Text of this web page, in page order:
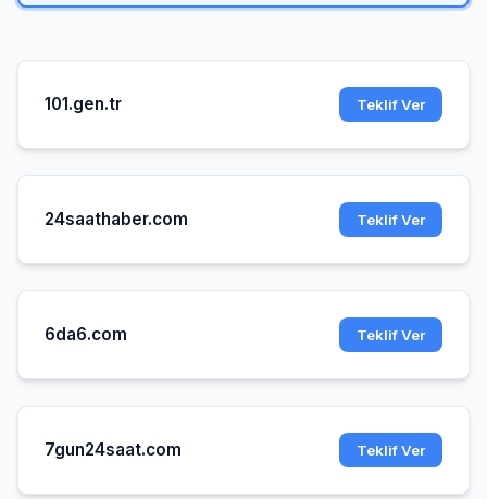
101.gen.tr Teklif Ver
24saathaber.com Teklif Ver
6da6.com Teklif Ver
7gun24saat.com Teklif Ver